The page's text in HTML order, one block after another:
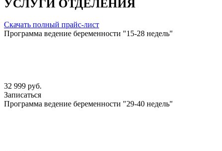
УСЛУГИ ОТДЕЛЕНИЯ
Скачать полный прайс-лист
Программа ведение беременности "15-28 недель"
32 999 руб.
Записаться
Программа ведение беременности "29-40 недель"